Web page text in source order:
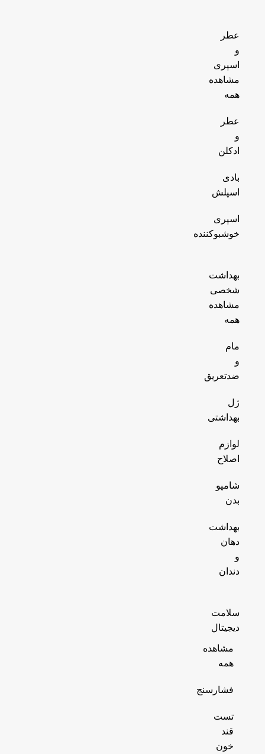
عطر
و
اسپری
مشاهده
همه
عطر
و
ادکلن
بادی
اسپلش
اسپری
خوشبوکننده
بهداشت
شخصی
مشاهده
همه
مام
و
ضدتعریق
ژل
بهداشتی
لوازم
اصلاح
شامپو
بدن
بهداشت
دهان
و
دندان
سلامت
دیجیتال
مشاهده
همه
فشارسنج
تست
قند
خون